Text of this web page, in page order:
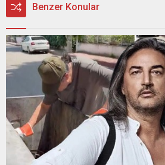
Benzer Konular